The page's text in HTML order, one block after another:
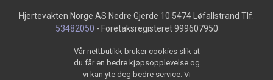
Hjertevakten Norge AS Nedre Gjerde 10 5474 Løfallstrand Tlf.
53482050 - Foretaksregisteret 999607950
Vår nettbutikk bruker cookies slik at
du får en bedre kjøpsopplevelse og
vi kan yte deg bedre service. Vi